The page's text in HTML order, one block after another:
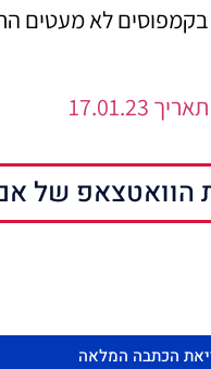
לא מעטים
הוואטצאפ של
הכתבה המלאה